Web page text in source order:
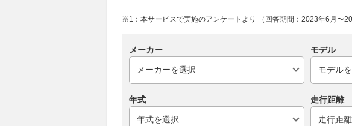
※1：本サービスで実施のアンケートより （回答期間：2023年6月〜
メーカー モデル
年式 走行距離